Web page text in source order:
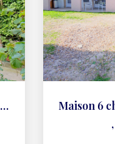
Maison bourgeoise Epône pièces 157m2